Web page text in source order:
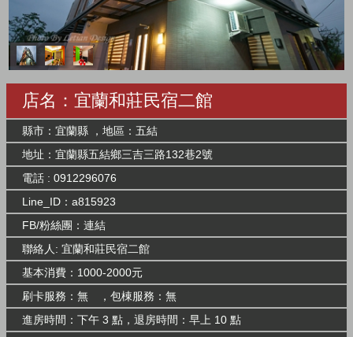
店名：宜蘭和莊民宿二館
縣市：宜蘭縣 ，地區：五結
地址：宜蘭縣五結鄉三吉三路132巷2號
電話 : 0912296076
Line_ID：a815923
FB/粉絲團： 連結
聯絡人: 宜蘭和莊民宿二館
基本消費：1000-2000元
刷卡服務：無 ，包棟服務：無
進房時間：下午 3 點，退房時間：早上 10 點